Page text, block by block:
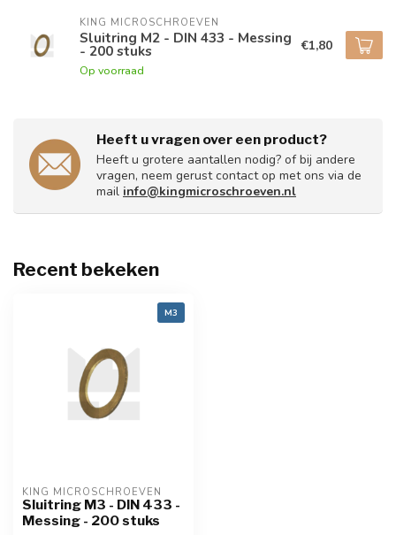
KING MICROSCHROEVEN
Sluitring M2 - DIN 433 - Messing
- 200 stuks
Op voorraad
€1,80
Heeft u vragen over een product?
Heeft u grotere aantallen nodig? of bij andere
vragen, neem gerust contact op met ons via de
mail info@kingmicroschroeven.nl
Recent bekeken
M3
KING MICROSCHROEVEN
Sluitring M3 - DIN 433 -
Messing - 200 stuks